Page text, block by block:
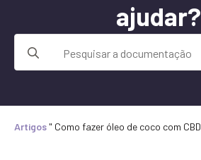
ajudar?
por:
Artigos " Como fazer óleo de coco com CBD